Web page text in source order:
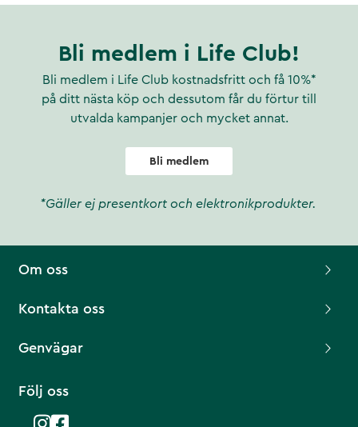
Bli medlem i Life Club!
Bli medlem i Life Club kostnadsfritt och få 10%*
på ditt nästa köp och dessutom får du förtur till
utvalda kampanjer och mycket annat.
Bli medlem
*Gäller ej presentkort och elektronikprodukter.
Om oss
Kontakta oss
Genvägar
Följ oss